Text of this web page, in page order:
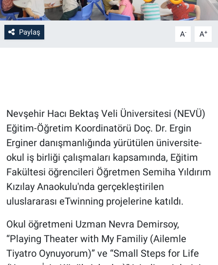
Paylaş A- A+
Nevşehir Hacı Bektaş Veli Üniversitesi (NEVÜ)
Eğitim-Öğretim Koordinatörü Doç. Dr. Ergin
Erginer danışmanlığında yürütülen üniversite-
okul iş birliği çalışmaları kapsamında, Eğitim
Fakültesi öğrencileri Öğretmen Semiha Yıldırım
Kızılay Anaokulu'nda gerçekleştirilen
uluslararası eTwinning projelerine katıldı.
Okul öğretmeni Uzman Nevra Demirsoy,
“Playing Theater with My Familiy (Ailemle
Tiyatro Oynuyorum)” ve “Small Steps for Life
Teknoloji
Röportaj
Aksaray
Kırşehir
Yerel
Genel
Asayiş
Kültür - Sanat
Politika